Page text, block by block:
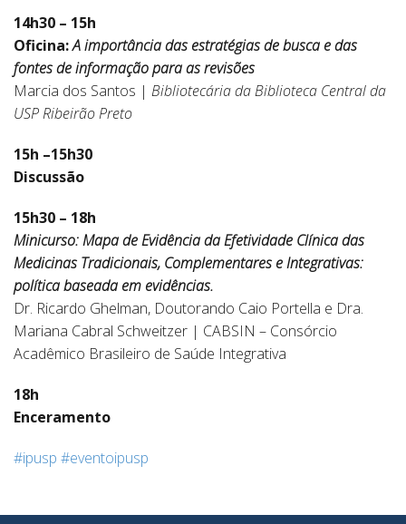
14h30 – 15h
Oficina:A importância das estratégias de busca e das
fontes de informação para as revisões
Marcia dos Santos | Bibliotecária da Biblioteca Central da
USP Ribeirão Preto
15h –15h30
Discussão
15h30 – 18h
Minicurso: Mapa de Evidência da Efetividade Clínica das
Medicinas Tradicionais, Complementares e Integrativas:
política baseada em evidências.
Dr. Ricardo Ghelman, Doutorando Caio Portella e Dra.
Mariana Cabral Schweitzer | CABSIN – Consórcio
Acadêmico Brasileiro de Saúde Integrativa
18h
Enceramento
#ipusp #eventoipusp